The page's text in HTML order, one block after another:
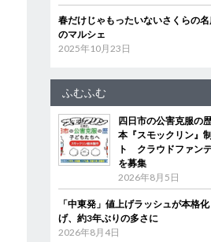
春だけじゃもったいないさくらの
のマルシェ
2025年10月23日
ふむふむ
四日市の公害克服の
本『スモックリン』
ト クラウドファン
を募集
2026年8月5日
「中東発」値上げラッシュが本格
げ、約3年ぶりの多さに
2026年8月4日